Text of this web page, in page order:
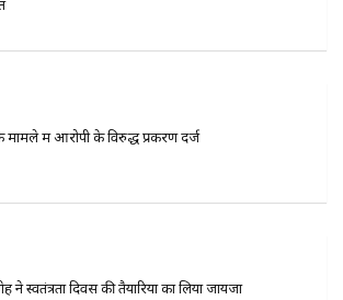
मामले में आरोपी के विरुद्ध प्रकरण दर्ज
स्वतंत्रता दिवस की तैयारियों का लिया जायजा